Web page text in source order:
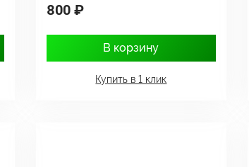
800 ₽
В корзину
Купить в 1 клик